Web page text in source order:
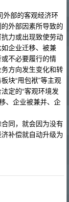
外部的客观经济环
外部因素所导致的
力或出现致使劳动
企业迁移、被兼
不必要履行的情
方向发生变化和转
块“甩包袱”等主观
定的“客观环境发
、企业被兼并、企
同，就会因为没有
补偿就自动升级为